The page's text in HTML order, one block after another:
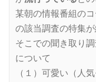
某朝の情報番組の
の該当調査の特集が
そこでの聞き取り調
について
（１）可愛い（人